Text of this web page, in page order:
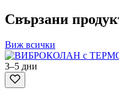
Свързани
Виж всички
3–5 дни